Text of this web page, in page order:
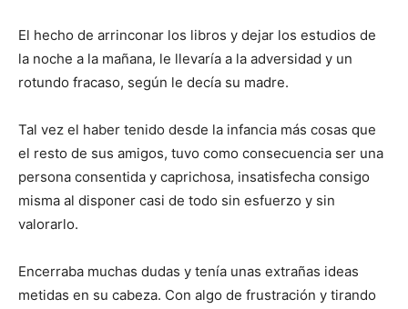
El hecho de arrinconar los libros y dejar los estudios de
la noche a la mañana, le llevaría a la adversidad y un
rotundo fracaso, según le decía su madre.
Tal vez el haber tenido desde la infancia más cosas que
el resto de sus amigos, tuvo como consecuencia ser una
persona consentida y caprichosa, insatisfecha consigo
misma al disponer casi de todo sin esfuerzo y sin
valorarlo.
Encerraba muchas dudas y tenía unas extrañas ideas
metidas en su cabeza. Con algo de frustración y tirando